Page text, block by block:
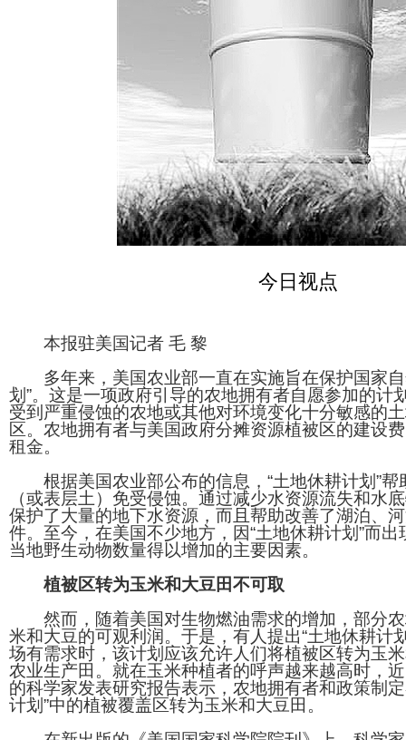
今日视点
本报驻美国记者 毛 黎
多年来，美国农业部一直在实施旨在保护国家自
划”。这是一项政府引导的农地拥有者自愿参加的计
受到严重侵蚀的农地或其他对环境变化十分敏感的
区。农地拥有者与美国政府分摊资源植被区的建设
租金。
根据美国农业部公布的信息，“土地休耕计划”帮
（或表层土）免受侵蚀。通过减少水资源流失和水
保护了大量的地下水资源，而且帮助改善了湖泊、
件。至今，在美国不少地方，因“土地休耕计划”而
当地野生动物数量得以增加的主要因素。
植被区转为玉米和大豆田不可取
然而，随着美国对生物燃油需求的增加，部分农
米和大豆的可观利润。于是，有人提出“土地休耕计
场有需求时，该计划应该允许人们将植被区转为玉
农业生产田。就在玉米种植者的呼声越来越高时，
的科学家发表研究报告表示，农地拥有者和政策制
计划”中的植被覆盖区转为玉米和大豆田。